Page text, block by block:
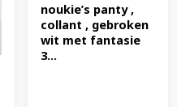
noukie’s panty ,
collant , gebroken
wit met fantasie
3...